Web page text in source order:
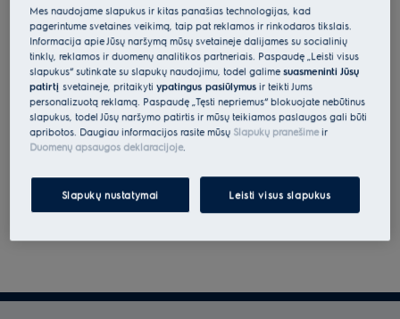
Norėdami gauti informacijos apie tai, kaip tvarkome jūsų
asmens duomenis, peržiūrėkite mūsų duomenų apsaugos
deklaraciją.
Mes naudojame slapukus ir kitas panašias technologijas, kad
pagerintume svetainės veikimą, taip pat reklamos ir rinkodaros tikslais.
Informacija apie Jūsų naršymą mūsų svetainėje dalijamės su socialinių
tinklų, reklamos ir duomenų analitikos partneriais. Paspaudę „Leisti visus
slapukus“ sutinkate su slapukų naudojimu, todėl galimesuasmeninti Jūsų
patirtįsvetainėje, pritaikytiypatingus pasiūlymus ir teikti Jums
personalizuotą reklamą. Paspaudę „Tęsti nepriėmus“ blokuojate nebūtinus
slapukus, todėl Jūsų naršymo patirtis ir mūsų teikiamos paslaugos gali būti
apribotos. Daugiau informacijos rasite mūsų Slapukų pranešimeir
Duomenų apsaugos deklaracijoje.
Slapukų nustatymai Leisti visus slapukus